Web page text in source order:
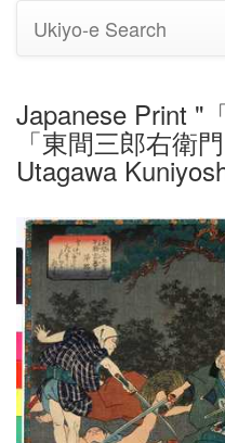
Ukiyo-e Search
Japanese Print "
「東間三郎右衛
Utagawa